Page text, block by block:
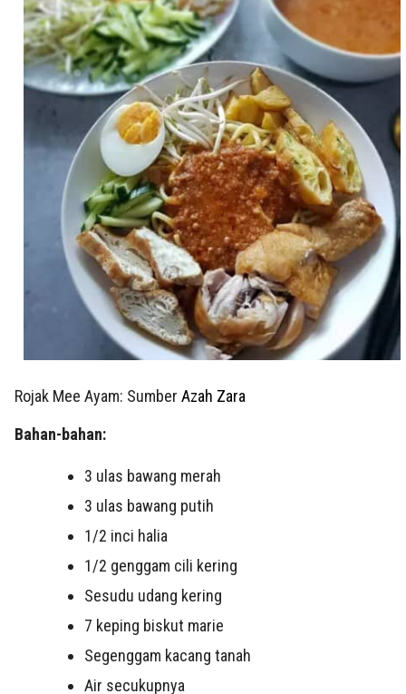
Rojak Mee Ayam: Sumber Azah Zara
Bahan-bahan:
3 ulas bawang merah
3 ulas bawang putih
1/2 inci halia
1/2 genggam cili kering
Sesudu udang kering
7 keping biskut marie
Segenggam kacang tanah
Air secukupnya